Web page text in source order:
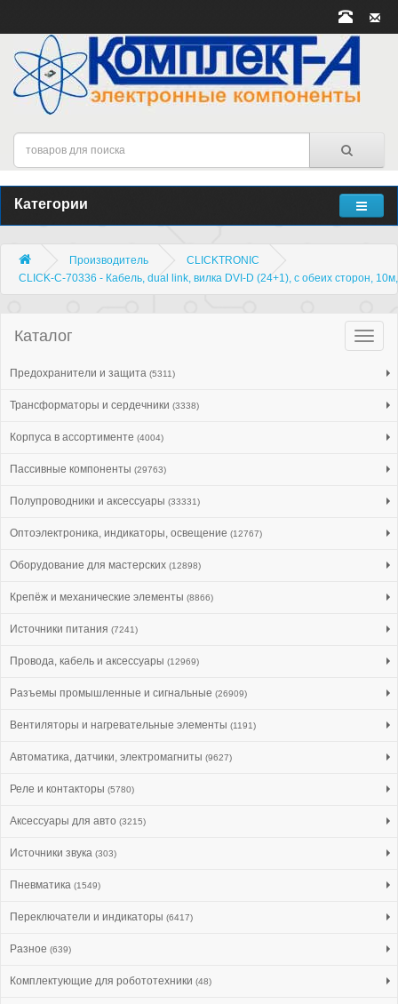
Категории
Производитель
CLICKTRONIC
CLICK-C-70336 - Кабель, dual link, вилка DVI-D (24+1), с обеих сторон,
Каталог
Предохранители и защита (5311)
Трансформаторы и сердечники (3338)
Корпуса в ассортименте (4004)
Пассивные компоненты (29763)
Полупроводники и аксессуары (33331)
Оптоэлектроника, индикаторы, освещение (12767)
Оборудование для мастерских (12898)
Крепёж и механические элементы (8866)
Источники питания (7241)
Провода, кабель и аксессуары (12969)
Разъемы промышленные и сигнальные (26909)
Вентиляторы и нагревательные элементы (1191)
Автоматика, датчики, электромагниты (9627)
Реле и контакторы (5780)
Аксессуары для авто (3215)
Источники звука (303)
Пневматика (1549)
Переключатели и индикаторы (6417)
Разное (639)
Комплектующие для робототехники (48)